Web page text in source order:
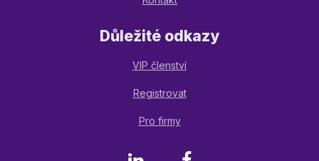
Důležité odkazy
VIP členství
Registrovat
Pro firmy